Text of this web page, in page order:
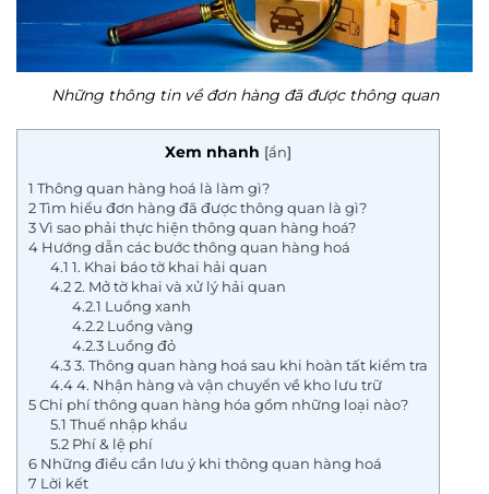
Những thông tin về đơn hàng đã được thông quan
Xem nhanh [ẩn]
1 Thông quan hàng hoá là làm gì?
2Tìm hiểu đơn hàng đã được thông quan là gì?
3Vì sao phải thực hiện thông quan hàng hoá?
4 Hướng dẫn các bước thông quan hàng hoá
4.1 1. Khai báo tờ khai hải quan
4.22. Mở tờ khai và xử lý hải quan
4.2.1 Luồng xanh
4.2.2Luồng vàng
4.2.3Luồng đỏ
4.33. Thông quan hàng hoá sau khi hoàn tất kiểm tra
4.44. Nhận hàng và vận chuyển về kho lưu trữ
5Chi phí thông quan hàng hóa gồm những loại nào?
5.1 Thuế nhập khẩu
5.2Phí & lệ phí
6 Những điều cần lưu ý khi thông quan hàng hoá
7 Lời kết